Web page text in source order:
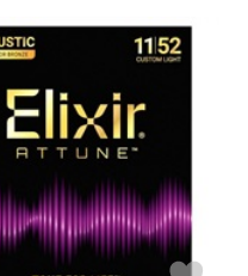
アンプ
配信/ライブ
機器